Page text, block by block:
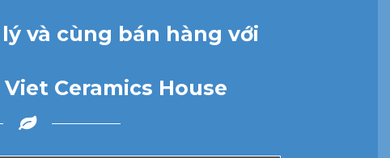
và cùng bán hàng với
Ceramics House